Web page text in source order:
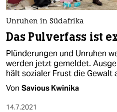
Unruhen in Südafrika
Das Pulverfass ist
Plünderungen und Unruhen
werden jetzt gemeldet.
hält sozialer Frust die Gewalt
Von Savious Kwinika
14.7.2021